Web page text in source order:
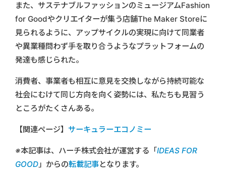
また、サステナブルファッションのミュージアムFashion
for Goodやクリエイターが集う店舗The Maker Storeに
見られるように、アップサイクルの実現に向けて同業者
や異業種問わず手を取り合うようなプラットフォームの
発達も感じられた。
消費者、事業者も相互に意見を交換しながら持続可能な
社会にむけて同じ方向を向く姿勢には、私たちも見習う
ところがたくさんある。
【関連ページ】 サーキュラーエコノミー
※本記事は、ハーチ株式会社が運営する「IDEAS FOR
GOOD」からの転載記事となります。